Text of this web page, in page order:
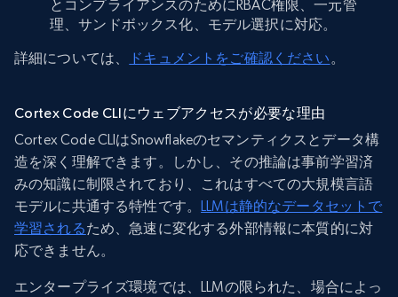
とコンプライアンスのためにRBAC権限、一元管
理、サンドボックス化、モデル選択に対応。
詳細については、
ドキュメントをご確認ください。
Cortex Code CLIにウェブアクセスが必要な理由
Cortex Code CLIはSnowflakeのセマンティクスとデータ構
造を深く理解できます。しかし、その推論は事前学習済
みの知識に制限されており、これはすべての大規模言語
モデルに共通する特性です。
LLMは静的なデータセットで
学習されるため、急速に変化する外部情報に本質的に対
応できません。
エンタープライズ環境では、LLMの限られた、場合によっ